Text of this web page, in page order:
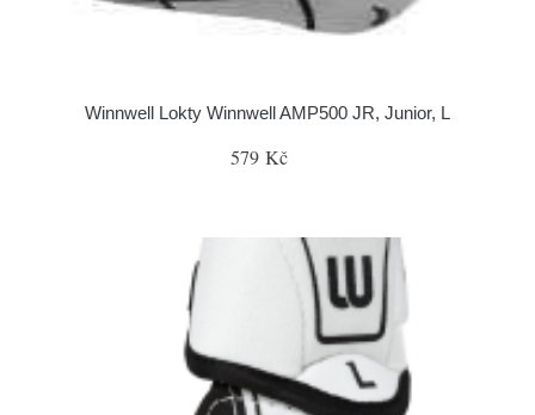
Winnwell Lokty Winnwell AMP500 JR, Junior, L
579 Kč